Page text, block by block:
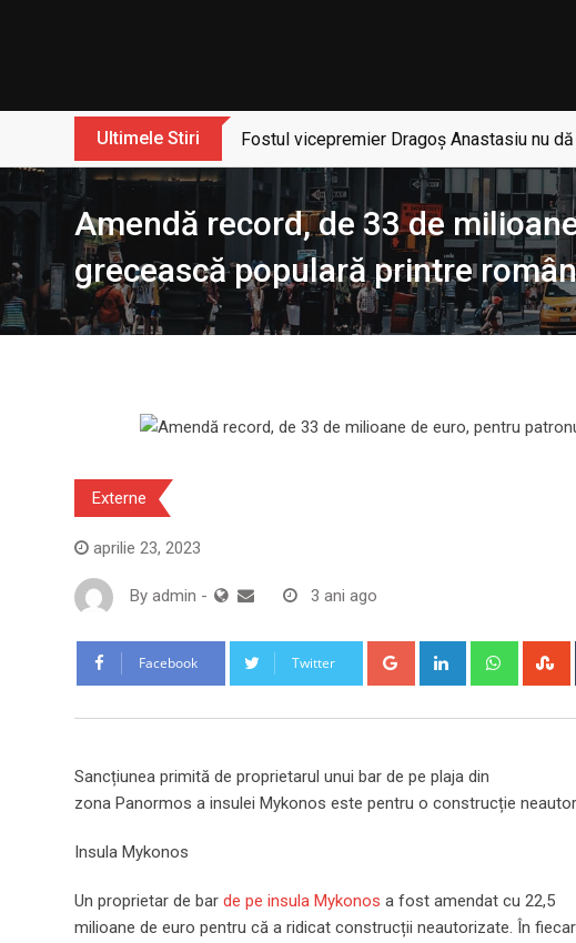
Ultimele Stiri Fostul vicepremier Dragoș Anastasiu nu
Amendă record, de 33 de
grecească populară printre
Externe
aprilie 23, 2023
By admin - 3 ani ago
Facebook Twitter Google+ LinkedIn
Sancțiunea primită de proprietarul unui bar de pe plaja din
zona Panormos a insulei Mykonos este pentru o construcție
Insula Mykonos
Un proprietar de bar de pe insula Mykonos a fost amendat cu 22,5
milioane de euro pentru că a ridicat construcții neautorizate. În